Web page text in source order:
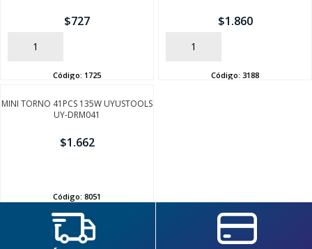
$727
AÑADIR
Código: 1725
$1.860
AÑADIR
Código: 3188
MINI TORNO 41PCS 135W UYUSTOOLS
UY-DRM041
$1.662
Código: 8051